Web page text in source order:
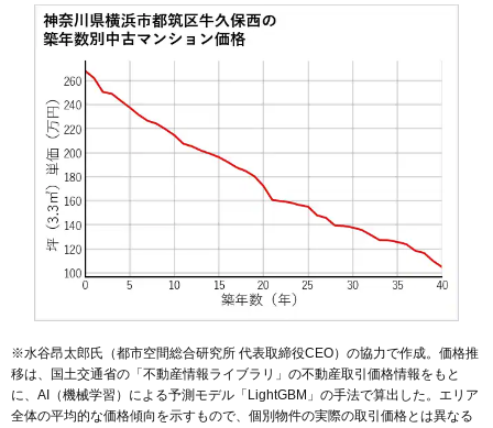
交通 センター北駅（9分）
6,830万円～7,230万円
(69.7万円/㎡~73.8万円/㎡)
無料一括査定をする
※水谷昂太郎氏（都市空間総合研究所 代表取締役CEO）の協力で作成。価格推
移は、国土交通省の「 不動産情報ライブラリ 」の不動産取引価格情報をもと
に、AI（機械学習）による予測モデル「LightGBM」の手法で算出した。エリア
全体の平均的な価格傾向を示すもので、個別物件の実際の取引価格とは異なる